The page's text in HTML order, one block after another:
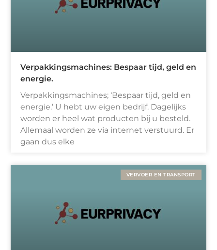
Verpakkingsmachines: Bespaar tijd, geld en
energie.
Verpakkingsmachines; ‘Bespaar tijd, geld en
energie.’ U hebt uw eigen bedrijf. Dagelijks
worden er heel wat producten bij u besteld.
Allemaal worden ze via internet verstuurd. Er
gaan dus elke
VERVOER EN TRANSPORT